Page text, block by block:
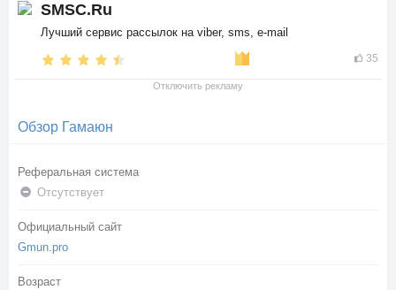
SMSC.Ru
Лучший сервис рассылок на viber, sms, e-mail
35
Отключить рекламу
Обзор Гамаюн
Реферальная система
Отсутствует
Официальный сайт
Gmun.pro
Возраст